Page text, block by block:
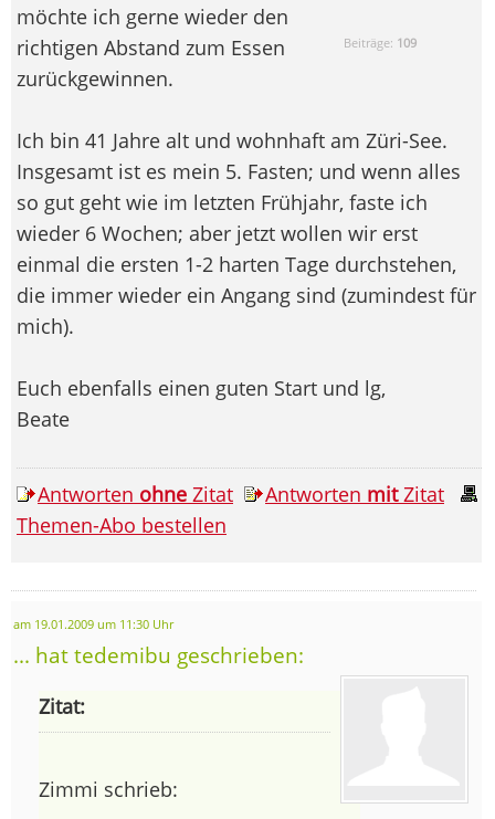
Beiträge: 109
möchte ich gerne wieder den
richtigen Abstand zum Essen
zurückgewinnen.
Ich bin 41 Jahre alt und wohnhaft am Züri-See.
Insgesamt ist es mein 5. Fasten; und wenn alles
so gut geht wie im letzten Frühjahr, faste ich
wieder 6 Wochen; aber jetzt wollen wir erst
einmal die ersten 1-2 harten Tage durchstehen,
die immer wieder ein Angang sind (zumindest für
mich).
Euch ebenfalls einen guten Start und lg,
Beate
Antworten ohne Zitat Antworten mitZitat
Themen-Abo bestellen
am 19.01.2009 um 11:30 Uhr
... hat tedemibu geschrieben:
Zitat:
Zimmi schrieb: